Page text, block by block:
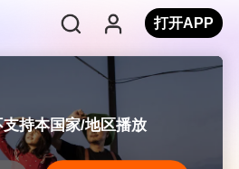
打开APP
持本国家/地区播放